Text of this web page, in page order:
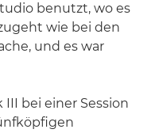
benutzt, wo es
wie bei den
und es war
III bei einer Session